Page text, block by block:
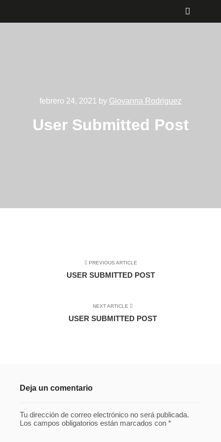
febrero 24, 2021 by Giovanna Rodriguez
User Submitted Post
PREVIOUS ARTICLE
USER SUBMITTED POST
NEXT ARTICLE
USER SUBMITTED POST
Deja un comentario
Tu dirección de correo electrónico no será publicada.
Los campos obligatorios están marcados con *